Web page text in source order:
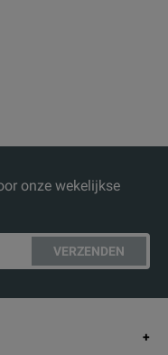
onze wekelijkse
VERZENDEN